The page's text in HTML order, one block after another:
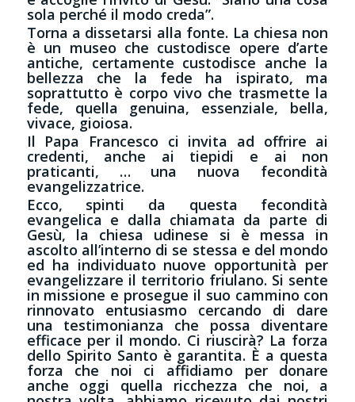
sola perché il modo creda”.
Torna a dissetarsi alla fonte. La chiesa non
è un museo che custodisce opere d’arte
antiche, certamente custodisce anche la
bellezza che la fede ha ispirato, ma
soprattutto è corpo vivo che trasmette la
fede, quella genuina, essenziale, bella,
vivace, gioiosa.
Il Papa Francesco ci invita ad offrire ai
credenti, anche ai tiepidi e ai non
praticanti, … una nuova fecondità
evangelizzatrice.
Ecco, spinti da questa fecondità
evangelica e dalla chiamata da parte di
Gesù, la chiesa udinese si è messa in
ascolto all’interno di se stessa e del mondo
ed ha individuato nuove opportunità per
evangelizzare il territorio friulano. Si sente
in missione e prosegue il suo cammino con
rinnovato entusiasmo cercando di dare
una testimonianza che possa diventare
efficace per il mondo. Ci riuscirà? La forza
dello Spirito Santo è garantita. È a questa
forza che noi ci affidiamo per donare
anche oggi quella ricchezza che noi, a